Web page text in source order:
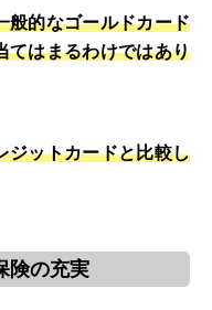
般的なゴールドカード
てはまるわけではあり
ジットカードと比較し
険の充実